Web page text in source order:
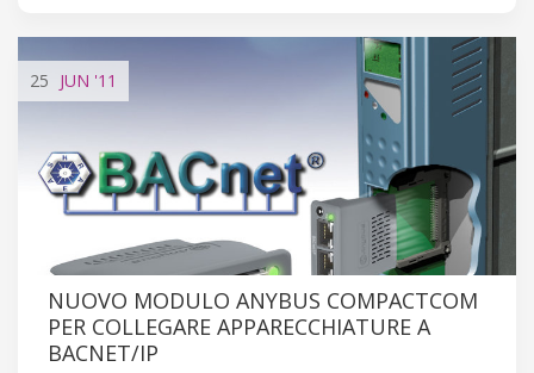
25 JUN '11
NUOVO MODULO ANYBUS COMPACTCOM
PER COLLEGARE APPARECCHIATURE A
BACNET/IP